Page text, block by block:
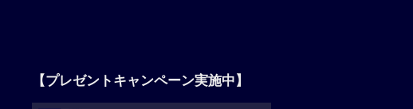
【プレゼントキャンペーン実施中】